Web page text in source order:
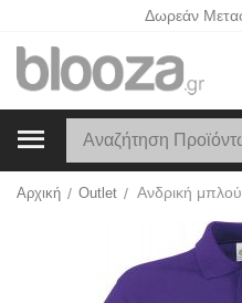
Δωρεάν
Αρχική / Outlet /